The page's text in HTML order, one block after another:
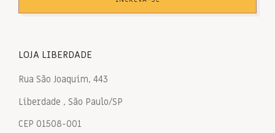
LOJA LIBERDADE
Rua São Joaquim, 443
Liberdade , São Paulo/SP
CEP 01508-001